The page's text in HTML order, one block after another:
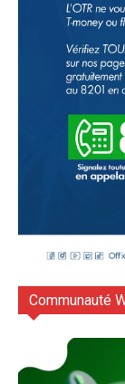
Communauté